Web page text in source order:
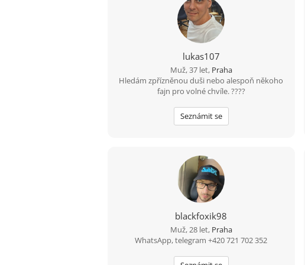
lukas107
Muž, 37 let, Praha
Hledám zpřízněnou duši nebo alespoň někoho
fajn pro volné chvíle. ????
Seznámit se
blackfoxik98
Muž, 28 let, Praha
WhatsApp, telegram +420 721 702 352